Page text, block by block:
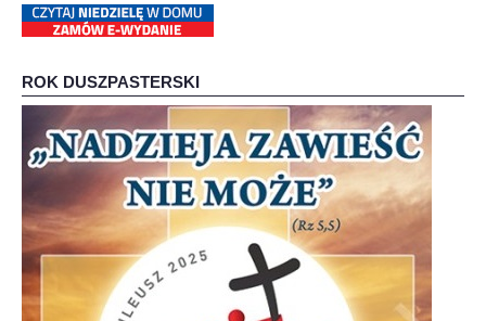
ROK DUSZPASTERSKI